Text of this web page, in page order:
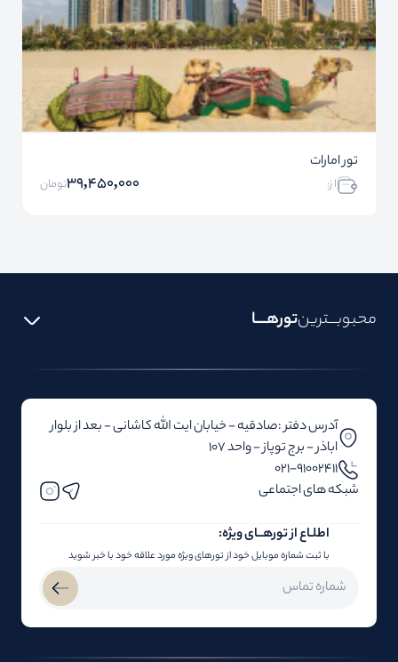
تور امارات
ا ز: 39,450,000تومان
محبوبـــترینتورهــــا
آدرس دفتر :صادقیه - خیابان ایت الله کاشانی - بعد از بلوار‌‌
اباذر - برج توپاز - واحد 107
۰۲۱-91002411
شبکه های اجتماعی
اطلـاع از تور‌هــای ویژه:
با ثبت شماره موبایل خود از تورهای ویژه مورد علاقه خود با خبر شوید